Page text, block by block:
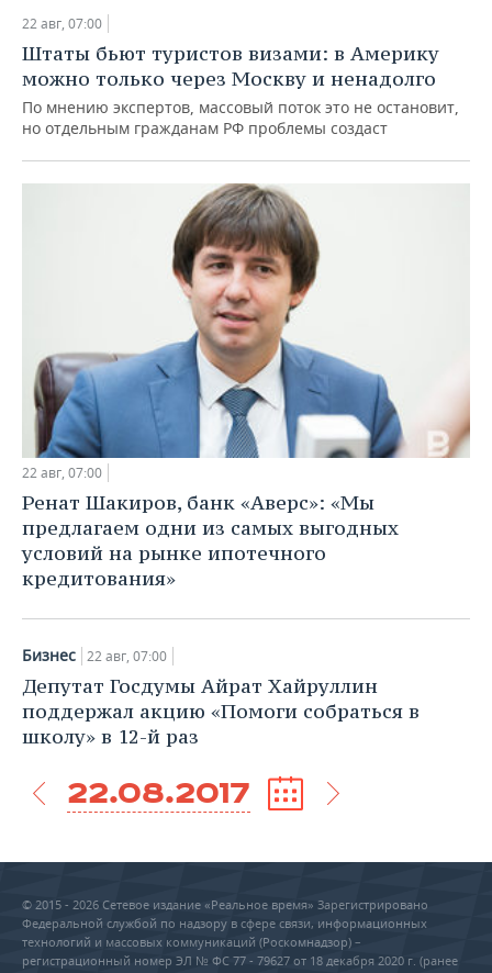
22 авг, 07:00
Штаты бьют туристов визами: в Америку
можно только через Москву и ненадолго
По мнению экспертов, массовый поток это не остановит,
но отдельным гражданам РФ проблемы создаст
22 авг, 07:00
Ренат Шакиров, банк «Аверс»: «Мы
предлагаем одни из самых выгодных
условий на рынке ипотечного
кредитования»
Бизнес 22 авг, 07:00
Депутат Госдумы Айрат Хайруллин
поддержал акцию «Помоги собраться в
школу» в 12-й раз
22.08.2017
© 2015 - 2026 Сетевое издание «Реальное время» Зарегистрировано
Федеральной службой по надзору в сфере связи, информационных
технологий и массовых коммуникаций (Роскомнадзор) –
регистрационный номер ЭЛ № ФС 77 - 79627 от 18 декабря 2020 г. (ранее